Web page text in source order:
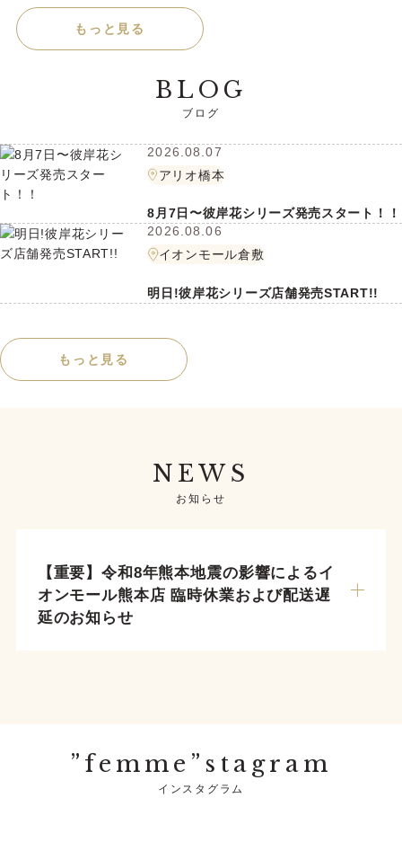
もっと見る
BLOG
2026.08.07
アリオ橋本
8月7日〜彼岸花シリーズ発売スタート！！
2026.08.06
イオンモール倉敷
明日!彼岸花シリーズ店舗発売START!!
もっと見る
NEWS
お知らせ
【重要】令和8年熊本地震の影響によるイ
オンモール熊本店 臨時休業および配送遅
延のお知らせ
”femme”stagram
インスタグラム